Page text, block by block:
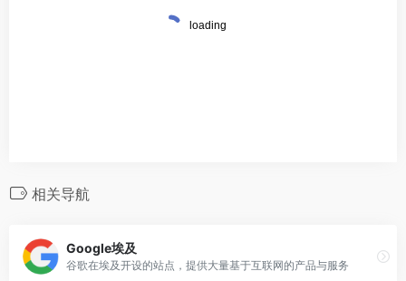
相关导航
Google埃及
谷歌在埃及开设的站点，提供大量基于互联网的产品与服务